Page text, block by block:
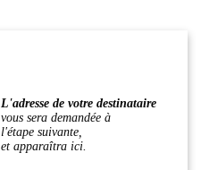
L'adresse de votre destinataire
vous sera demandée à
l'étape suivante,
et apparaîtra ici.